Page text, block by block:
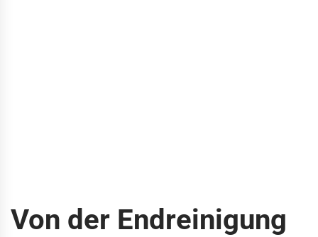
Von der Endreinigung